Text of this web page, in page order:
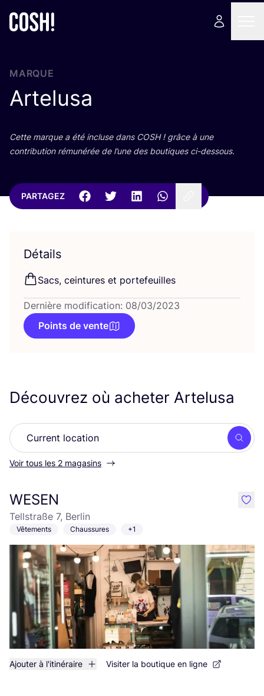
MARQUE
Artelusa
Cette marque a été incluse dans COSH! grâce à une
contri­bu­tion rému­né­rée de l’une des bou­tiques ci-dessous.
PARTAGEZ
Détails
Sacs, cein­tures et portefeuilles
Dernière modification: 08/03/2023
Points de vente
Découvrez où acheter Artelusa
Voir tous les 2 magasins
WESEN
Tellstraße 7, Berlin
Vêtements Chaussures +1
Ajouter à l'itinéraire Visiter la boutique en ligne
like